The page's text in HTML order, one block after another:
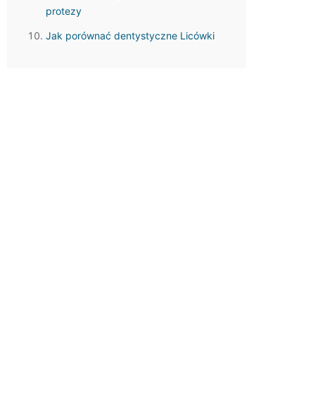
protezy
Jak porównać dentystyczne Licówki